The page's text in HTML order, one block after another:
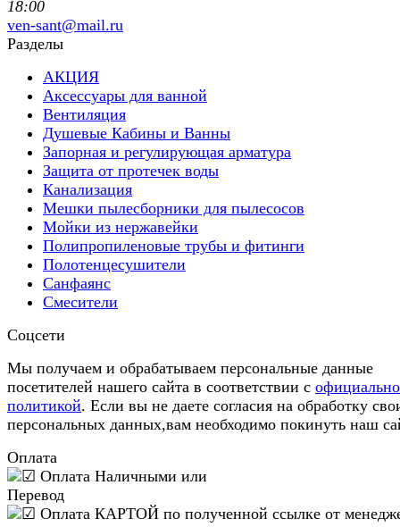
18:00
ven-sant@mail.ru
Разделы
АКЦИЯ
Аксессуары для ванной
Вентиляция
Душевые Кабины и Ванны
Запорная и регулирующая арматура
Защита от протечек воды
Канализация
Мешки пылесборники для пылесосов
Мойки из нержавейки
Полипропиленовые трубы и фитинги
Полотенцесушители
Санфаянс
Смесители
Соцсети
Мы получаем и обрабатываем персональные данные
посетителей нашего сайта в соответствии с
политикой. Если вы не даете согласия на обработку
персональных данных,вам необходимо покинуть наш
Оплата